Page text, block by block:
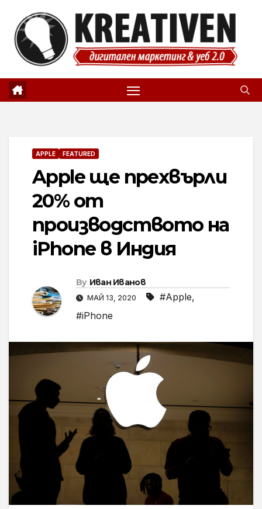
content
APPLE FEATURED
Apple ще прехвърли
20% от
производството на
iPhone в Индия
By Иван Иванов
МАЙ 13, 2020 #Apple,
#iPhone